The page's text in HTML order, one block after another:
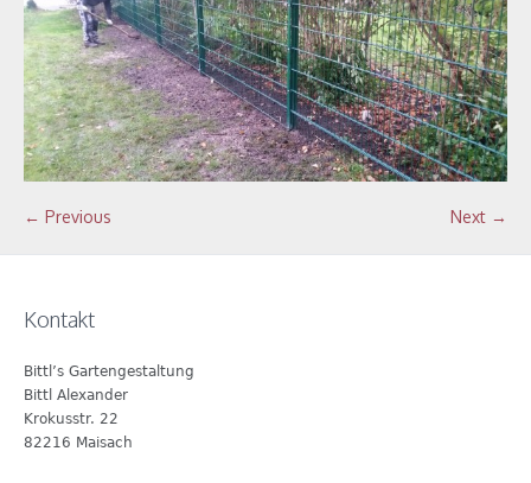
← Previous Next →
Kontakt
Bittl’s Gartengestaltung
Bittl Alexander
Krokusstr. 22
82216 Maisach